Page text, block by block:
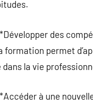
des
formation permet
dans la vie
à une